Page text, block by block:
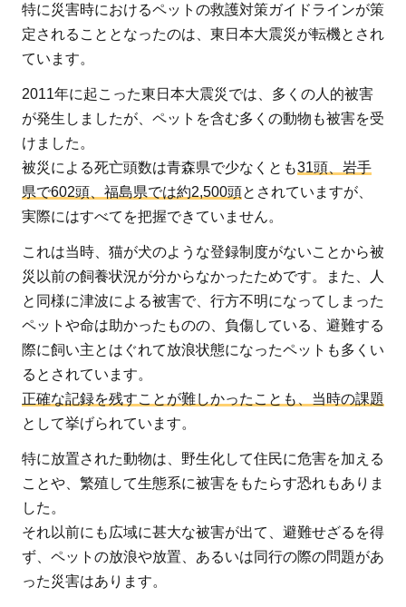
特に災害時におけるペットの救護対策ガイドラインが策
定されることとなったのは、東日本大震災が転機とされ
ています。
2011年に起こった東日本大震災では、多くの人的被害
が発生しましたが、ペットを含む多くの動物も被害を受
けました。
被災による死亡頭数は青森県で少なくとも31頭、岩手
県で602頭、福島県では約2,500頭とされていますが、
実際にはすべてを把握できていません。
これは当時、猫が犬のような登録制度がないことから被
災以前の飼養状況が分からなかったためです。また、人
と同様に津波による被害で、行方不明になってしまった
ペットや命は助かったものの、負傷している、避難する
際に飼い主とはぐれて放浪状態になったペットも多くい
るとされています。
正確な記録を残すことが難しかったことも、当時の課題
として挙げられています。
特に放置された動物は、野生化して住民に危害を加える
ことや、繁殖して生態系に被害をもたらす恐れもありま
した。
それ以前にも広域に甚大な被害が出て、避難せざるを得
ず、ペットの放浪や放置、あるいは同行の際の問題があ
った災害はあります。